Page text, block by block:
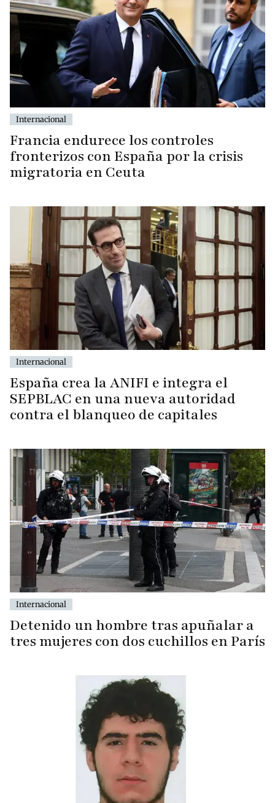
Internacional
Francia endurece los controles
fronterizos con España por la crisis
migratoria en Ceuta
Internacional
España crea la ANIFI e integra el
SEPBLAC en una nueva autoridad
contra el blanqueo de capitales
Internacional
Detenido un hombre tras apuñalar a
tres mujeres con dos cuchillos en París